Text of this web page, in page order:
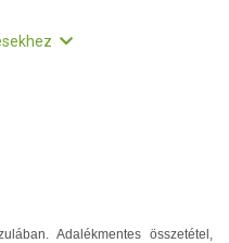
Adalékmentes összetétel,